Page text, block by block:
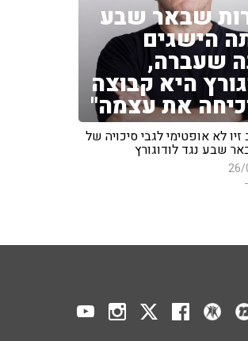
שבאר שבע
הישגים
שעברה,
היא קבוצה
את עצמה"
לא אופטימי לגבי סיכויה של
שבע נגד לודוגורץ
26/